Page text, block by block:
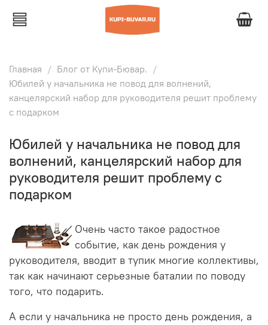
Главная
Блог от Купи-Бювар.
Юбилей у начальника не повод для волнений,
канцелярский набор для руководителя решит проблему
с подарком
Юбилей у начальника не повод для
волнений, канцелярский набор для
руководителя решит проблему с
подарком
Очень часто такое радостное
событие, как день рождения у
руководителя, вводит в тупик многие коллективы,
так как начинают серьезные баталии по поводу
того, что подарить.
А если у начальника не просто день рождения, а